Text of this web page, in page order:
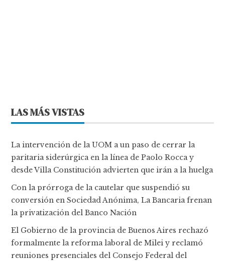
LAS MÁS VISTAS
La intervención de la UOM a un paso de cerrar la
paritaria siderúrgica en la línea de Paolo Rocca y
desde Villa Constitución advierten que irán a la huelga
Con la prórroga de la cautelar que suspendió su
conversión en Sociedad Anónima, La Bancaria frenan
la privatización del Banco Nación
El Gobierno de la provincia de Buenos Aires rechazó
formalmente la reforma laboral de Milei y reclamó
reuniones presenciales del Consejo Federal del